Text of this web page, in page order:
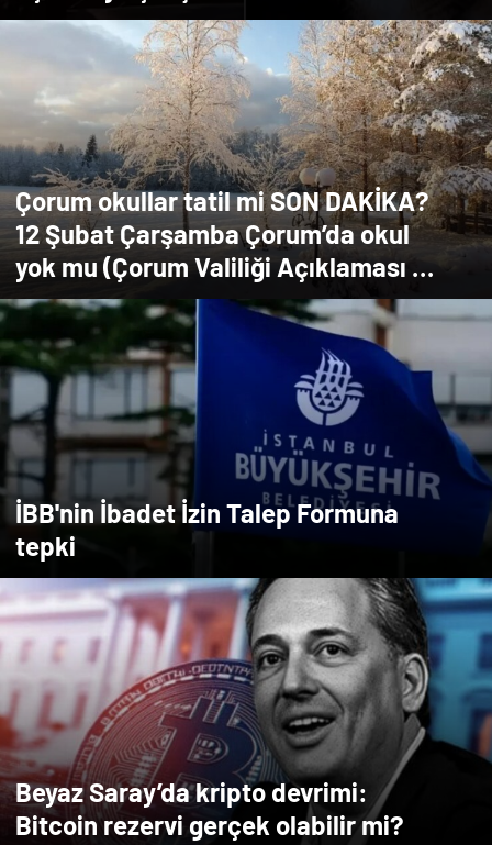
Çorum okullar tatil mi SON DAKİKA?
12 Şubat Çarşamba Çorum’da okul
yok mu (Çorum Valiliği Açıklaması –
KAR TATİLİ)?
İBB'nin İbadet İzin Talep Formuna
tepki
Beyaz Saray’da kripto devrimi:
Bitcoin rezervi gerçek olabilir mi?